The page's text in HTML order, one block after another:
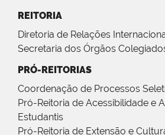
REITORIA
Diretoria de Relações
Secretaria dos Órgãos
PRÓ-REITORIAS
Coordenação de Processos
Pró-Reitoria de Acessibilidade e
Estudantis
Pró-Reitoria de Extensão e